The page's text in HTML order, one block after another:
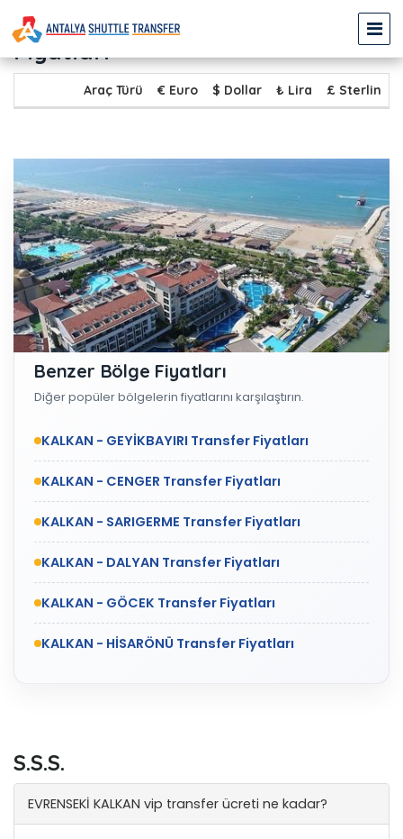
KALKAN - EVRENSEKİ Transfer
Fiyatları
Araç Türü € Euro $ Dollar ₺ Lira £ Sterlin
Benzer Bölge Fiyatları
Diğer popüler bölgelerin fiyatlarını karşılaştırın.
KALKAN - GEYİKBAYIRI Transfer Fiyatları
KALKAN - CENGER Transfer Fiyatları
KALKAN - SARIGERME Transfer Fiyatları
KALKAN - DALYAN Transfer Fiyatları
KALKAN - GÖCEK Transfer Fiyatları
KALKAN - HİSARÖNÜ Transfer Fiyatları
S.S.S.
EVRENSEKİ KALKAN vip transfer ücreti ne kadar?